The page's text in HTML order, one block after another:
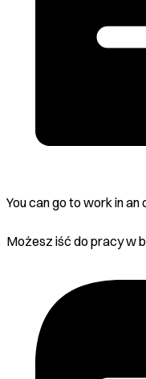
You can go to work in an
Możesz iść do pracy w